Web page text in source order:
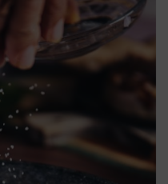
Gustavo Lima
gustavolimalves@hotmail.com
(51) 9 9778 9095